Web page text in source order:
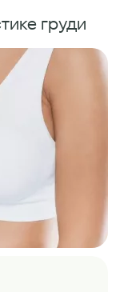
груди